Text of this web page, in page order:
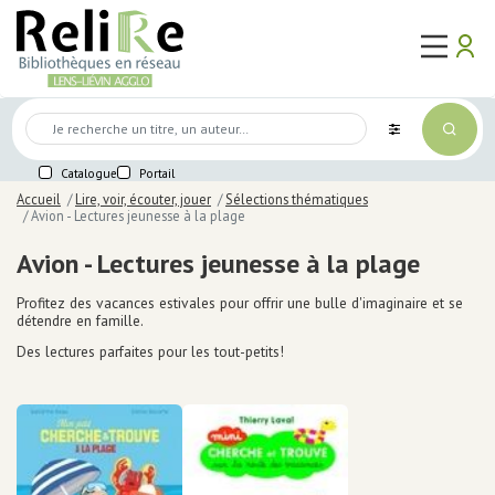
logo
compte
Connexion
Mot de passe perdu
Première connexion
Se préinscrire
Main
Médiathèques
Agenda
Lire,
voir,
écouter,
jouer
Lire
Écouter
Jouer
Sélections des bibliothèques
ligne
Services
Accès internet / Wifi
Accompagnement numérique
Catalogue Portail
Accueil Lire, voir, écouter, jouer
Sélections thématiques
Avion - Lectures jeunesse à la plage
Avion - Lectures jeunesse à la plage
Profitez des vacances estivales pour offrir une bulle d'imaginaire et se
détendre en famille.
Des lectures parfaites pour les tout-petits!